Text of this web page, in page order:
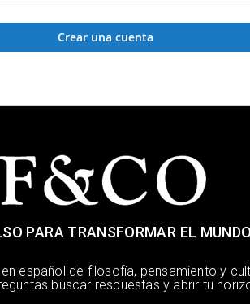
Crear una cuenta
PARA TRANSFORMAR EL
español de filosofía, pensamiento y
buscar respuestas y abrir tu